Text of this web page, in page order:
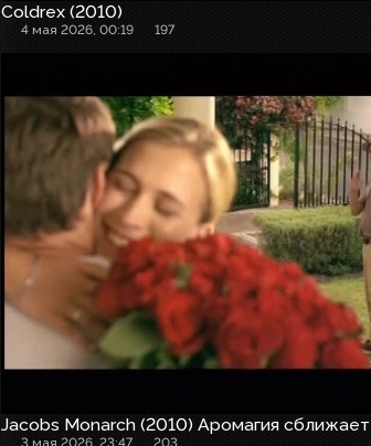
Coldrex (2010)
4 мая 2026, 00:19 197
Jacobs Monarch (2010) Аромагия сближает
3 мая 2026, 23:47 203